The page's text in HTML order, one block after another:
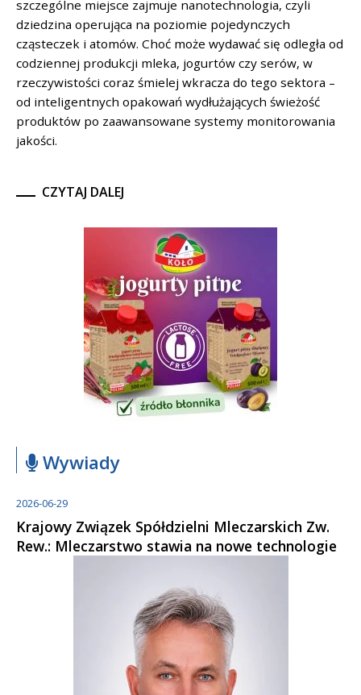
szczególne miejsce zajmuje nanotechnologia, czyli
dziedzina operująca na poziomie pojedynczych
cząsteczek i atomów. Choć może wydawać się odległa od
codziennej produkcji mleka, jogurtów czy serów, w
rzeczywistości coraz śmielej wkracza do tego sektora –
od inteligentnych opakowań wydłużających świeżość
produktów po zaawansowane systemy monitorowania
jakości.
CZYTAJ DALEJ
Wywiady
2026-06-29
Krajowy Związek Spółdzielni Mleczarskich Zw.
Rew.: Mleczarstwo stawia na nowe technologie